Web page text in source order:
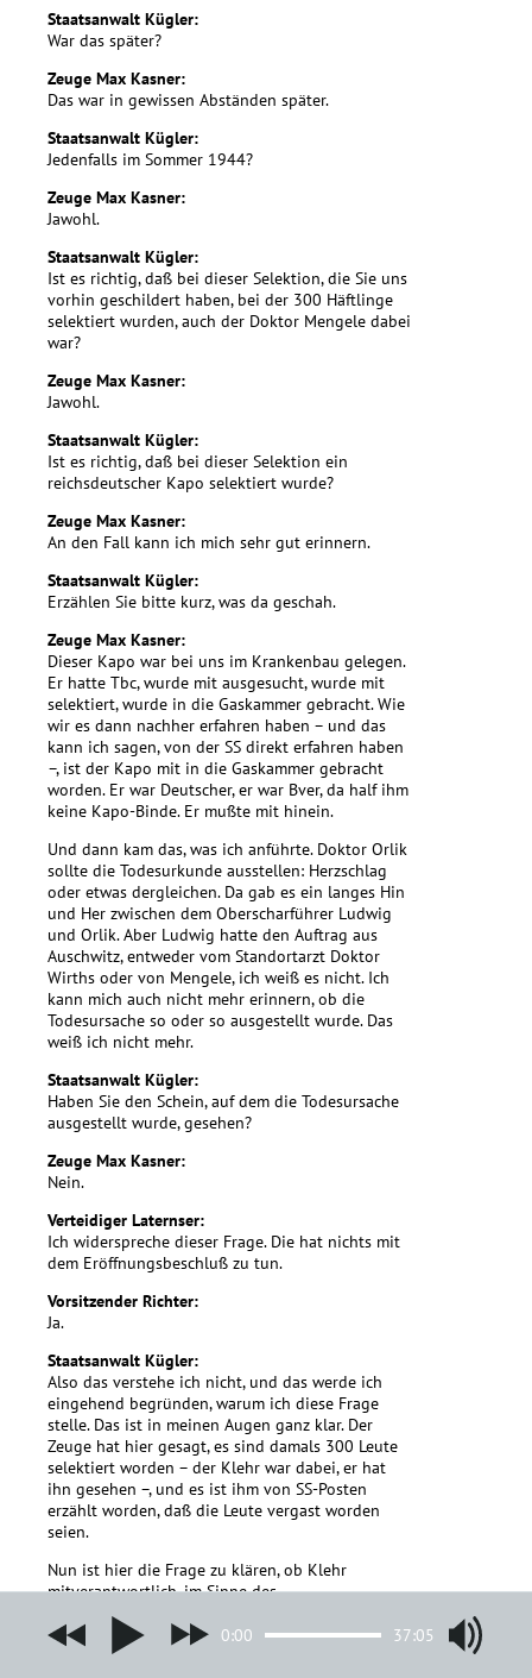
Staatsanwalt Kügler:
War das später?
Zeuge Max Kasner:
Das war in gewissen Abständen später.
Staatsanwalt Kügler:
Jedenfalls im Sommer 1944?
Zeuge Max Kasner:
Jawohl.
Staatsanwalt Kügler:
Ist es richtig, daß bei dieser Selektion, die Sie uns
vorhin geschildert haben, bei der 300 Häftlinge
selektiert wurden, auch der Doktor Mengele dabei
war?
Zeuge Max Kasner:
Jawohl.
Staatsanwalt Kügler:
Ist es richtig, daß bei dieser Selektion ein
reichsdeutscher Kapo selektiert wurde?
Zeuge Max Kasner:
An den Fall kann ich mich sehr gut erinnern.
Staatsanwalt Kügler:
Erzählen Sie bitte kurz, was da geschah.
Zeuge Max Kasner:
Dieser Kapo war bei uns im Krankenbau gelegen.
Er hatte Tbc, wurde mit ausgesucht, wurde mit
selektiert, wurde in die Gaskammer gebracht. Wie
wir es dann nachher erfahren haben – und das
kann ich sagen, von der SS direkt erfahren haben
–, ist der Kapo mit in die Gaskammer gebracht
worden. Er war Deutscher, er war Bver, da half ihm
keine Kapo-Binde. Er mußte mit hinein.
Und dann kam das, was ich anführte. Doktor Orlik
sollte die Todesurkunde ausstellen: Herzschlag
oder etwas dergleichen. Da gab es ein langes Hin
und Her zwischen dem Oberscharführer Ludwig
und Orlik. Aber Ludwig hatte den Auftrag aus
Auschwitz, entweder vom Standortarzt Doktor
Wirths oder von Mengele, ich weiß es nicht. Ich
kann mich auch nicht mehr erinnern, ob die
Todesursache so oder so ausgestellt wurde. Das
weiß ich nicht mehr.
Staatsanwalt Kügler:
Haben Sie den Schein, auf dem die Todesursache
ausgestellt wurde, gesehen?
Zeuge Max Kasner:
Nein.
Verteidiger Laternser:
Ich widerspreche dieser Frage. Die hat nichts mit
dem Eröffnungsbeschluß zu tun.
Vorsitzender Richter:
Ja.
Staatsanwalt Kügler:
Also das verstehe ich nicht, und das werde ich
eingehend begründen, warum ich diese Frage
stelle. Das ist in meinen Augen ganz klar. Der
Zeuge hat hier gesagt, es sind damals 300 Leute
selektiert worden – der Klehr war dabei, er hat
ihn gesehen –, und es ist ihm von SS-Posten
erzählt worden, daß die Leute vergast worden
seien.
Nun ist hier die Frage zu klären, ob Klehr
mitverantwortlich, im Sinne des
Eröffnungsbeschlusses, bei dieser Selektion
mitgewirkt hat. Und es ist auch zu klären, welche
Beweismittel dafür da sind, ob die Leute
0:00 37:05